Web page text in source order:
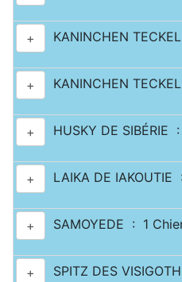
+ KANINCHEN
+ KANINCHEN
+ HUSKY DE SIBÉRIE
+ LAIKA DE
+ SAMOYEDE : 1
+ SPITZ DES